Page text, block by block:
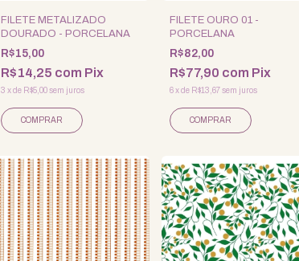
FILETE METALIZADO
DOURADO - PORCELANA
R$15,00
R$14,25 com Pix
3 xde R$5,00 sem juros
FILETE OURO 01 -
PORCELANA
R$82,00
R$77,90 com Pix
6 xde R$13,67 sem juros